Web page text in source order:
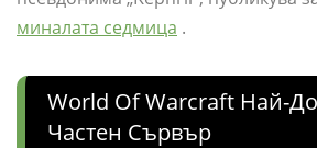
миналата седмица .
World Of Warcraft Най-
Частен Сървър